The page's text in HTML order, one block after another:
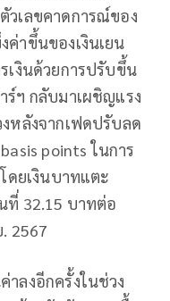
วเลขคาดการณ์ของ
ค่าขึ้นของเงินเยน
เงินด้วยการปรับขึ้น
ร์ฯ กลับมาเผชิญแรง
งหลังจากเฟดปรับลด
points ในการ
ดยเงินบาทแตะ
ที่ 32.15 บาทต่อ
2567
าลงอีกครั้งในช่วง